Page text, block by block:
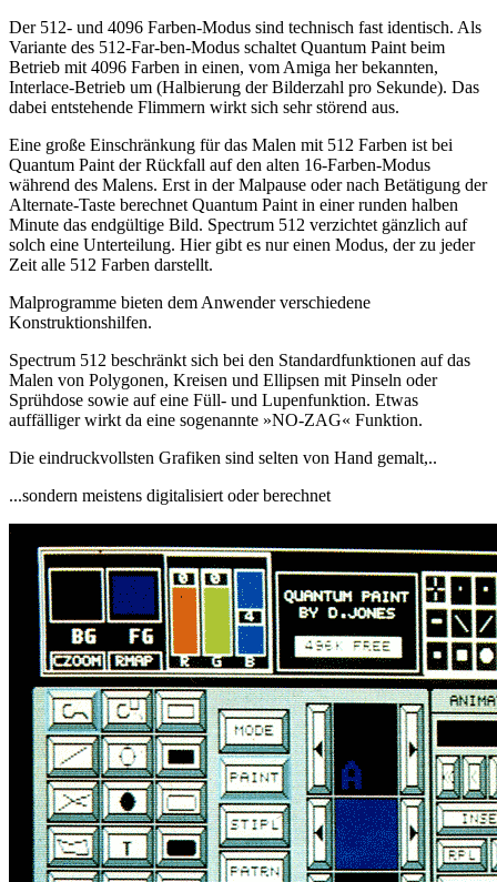
Der 512- und 4096 Farben-Modus sind technisch fast identisch. Als
Variante des 512-Far-ben-Modus schaltet Quantum Paint beim
Betrieb mit 4096 Farben in einen, vom Amiga her bekannten,
Interlace-Betrieb um (Halbierung der Bilderzahl pro Sekunde). Das
dabei entstehende Flimmern wirkt sich sehr störend aus.
Eine große Einschränkung für das Malen mit 512 Farben ist bei
Quantum Paint der Rückfall auf den alten 16-Farben-Modus
während des Malens. Erst in der Malpause oder nach Betätigung der
Alternate-Taste berechnet Quantum Paint in einer runden halben
Minute das endgültige Bild. Spectrum 512 verzichtet gänzlich auf
solch eine Unterteilung. Hier gibt es nur einen Modus, der zu jeder
Zeit alle 512 Farben darstellt.
Malprogramme bieten dem Anwender verschiedene
Konstruktionshilfen.
Spectrum 512 beschränkt sich bei den Standardfunktionen auf das
Malen von Polygonen, Kreisen und Ellipsen mit Pinseln oder
Sprühdose sowie auf eine Füll- und Lupenfunktion. Etwas
auffälliger wirkt da eine sogenannte »NO-ZAG« Funktion.
Die eindruckvollsten Grafiken sind selten von Hand gemalt,..
...sondern meistens digitalisiert oder berechnet